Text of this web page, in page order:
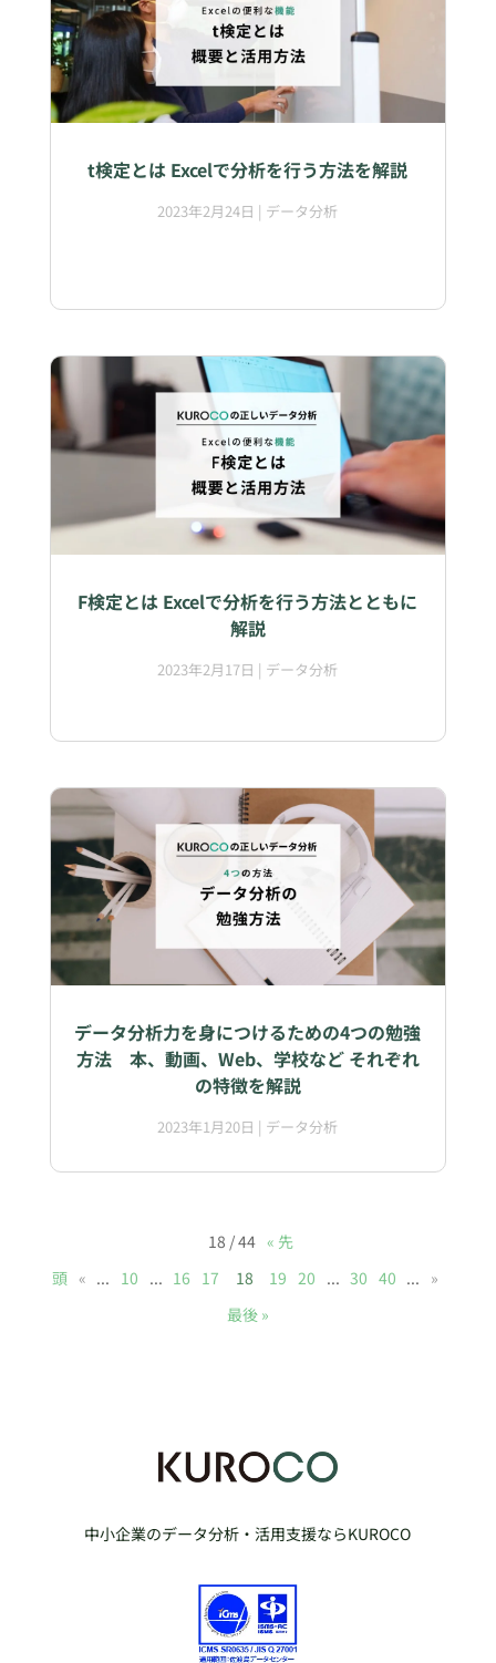
t検定とは Excelで分析を行う方法を解説
2023年2月24日 | データ分析
F検定とは Excelで分析を行う方法とともに
解説
2023年2月17日 | データ分析
データ分析力を身につけるための4つの勉強
方法 本、動画、Web、学校など それぞれ
の特徴を解説
2023年1月20日 | データ分析
18 / 44 « 先
頭 « ... 10 ... 16 17 18 19 20 ... 30 40 ... »
最後 »
中小企業のデータ分析・活用支援ならKUROCO